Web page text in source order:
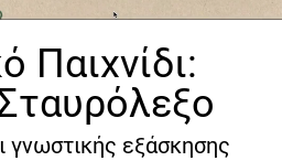
Παιχνίδι:
γνωστικής εξάσκησης